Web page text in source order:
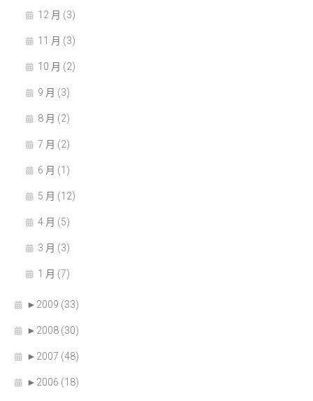
12 月 (3)
11 月 (3)
10 月 (2)
9 月 (3)
8 月 (2)
7 月 (2)
6 月 (1)
5 月 (12)
4 月 (5)
3 月 (3)
1 月 (7)
► 2009 (33)
► 2008 (30)
► 2007 (48)
► 2006 (18)